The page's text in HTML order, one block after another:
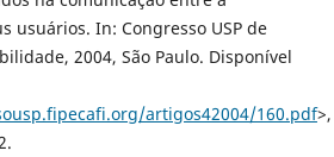
usuários. In: Congresso USP de
2004, São Paulo. Disponível
artigos42004/160.pdf>,